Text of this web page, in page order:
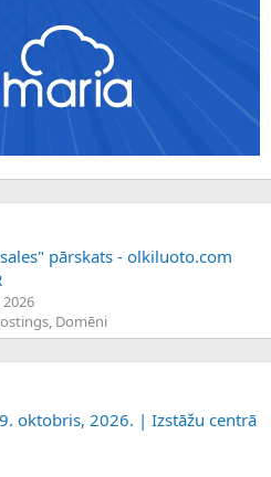
pārskats - olkiluoto.com
2026
Domēni
oktobris, 2026. | Izstāžu centrā